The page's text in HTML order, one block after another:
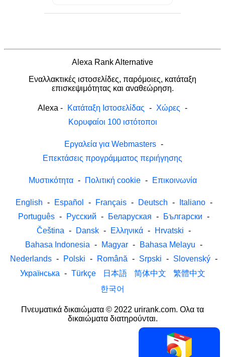
Alexa Rank Alternative
Εναλλακτικές ιστοσελίδες, παρόμοιες, κατάταξη
επισκεψιμότητας και αναθεώρηση.
Alexa - Κατάταξη Ιστοσελίδας - Χώρες -
Κορυφαίοι 100 ιστότοποι
Εργαλεία για Webmasters -
Επεκτάσεις προγράμματος περιήγησης
Μυστικότητα - Πολιτική cookie - Επικοινωνία
English - Español - Français - Deutsch - Italiano -
Português - Русский - Беларуская - Български -
Čeština - Dansk - Ελληνικά - Hrvatski -
Bahasa Indonesia - Magyar - Bahasa Melayu -
Nederlands - Polski - Română - Srpski - Slovenský -
Українська - Türkçe 日本語 简体中文
繁體中文
한국어
Πνευματικά δικαιώματα © 2022 urirank.com. Ολα τα
δικαιώματα διατηρούνται.